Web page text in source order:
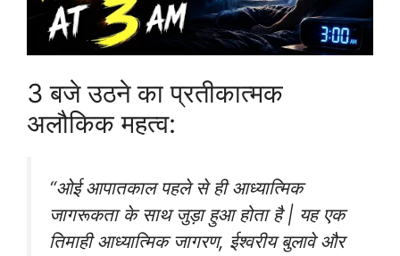
3 बजे उठने का प्रतीकात्मक
अलौकिक महत्व:
“ओई आपातकाल पहले से ही आध्यात्मिक
जागरूकता के साथ जुड़ा हुआ होता है | यह एक
तिमाही आध्यात्मिक जागरण, ईश्वरीय बुलावे और